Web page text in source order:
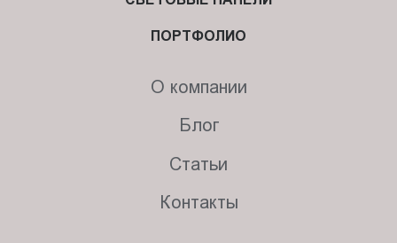
ПОРТФОЛИО
О компании
Блог
Статьи
Контакты